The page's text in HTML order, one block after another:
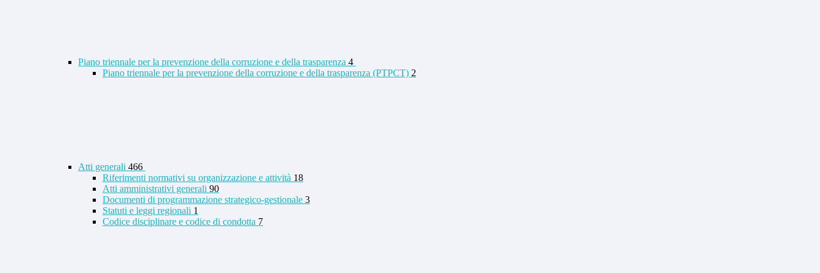
Piano triennale per la prevenzione della corruzione e della trasparenza 4
Piano triennale per la prevenzione della corruzione e della trasparenza (PTPCT) 2
Atti generali 466
Riferimenti normativi su organizzazione e attività 18
Atti amministrativi generali 90
Documenti di programmazione strategico-gestionale 3
Statuti e leggi regionali 1
Codice disciplinare e codice di condotta 7